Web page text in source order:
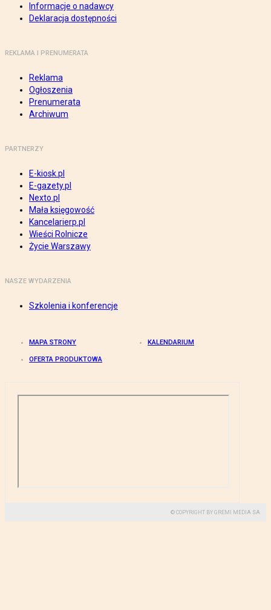
Informacje o nadawcy
Deklaracja dostępności
REKLAMA I PRENUMERATA
Reklama
Ogłoszenia
Prenumerata
Archiwum
PARTNERZY
E-kiosk.pl
E-gazety.pl
Nexto.pl
Mała księgowość
Kancelarierp.pl
Wieści Rolnicze
Życie Warszawy
NASZE WYDARZENIA
Szkolenia i konferencje
MAPA STRONY KALENDARIUM
OFERTA PRODUKTOWA
© COPYRIGHT BY GREMI MEDIA SA